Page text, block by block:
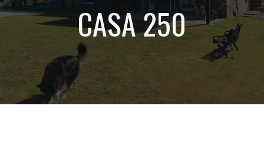
CASA 250